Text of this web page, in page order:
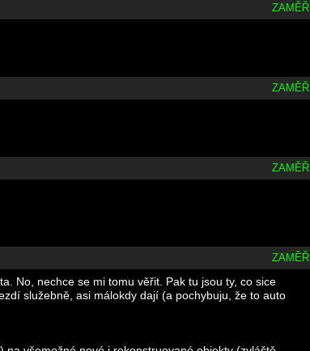
No, nechce se mi tomu věřit. Pak tu jsou ty, co sice
služebně, asi málokdy dají (a pochybuju, že to auto